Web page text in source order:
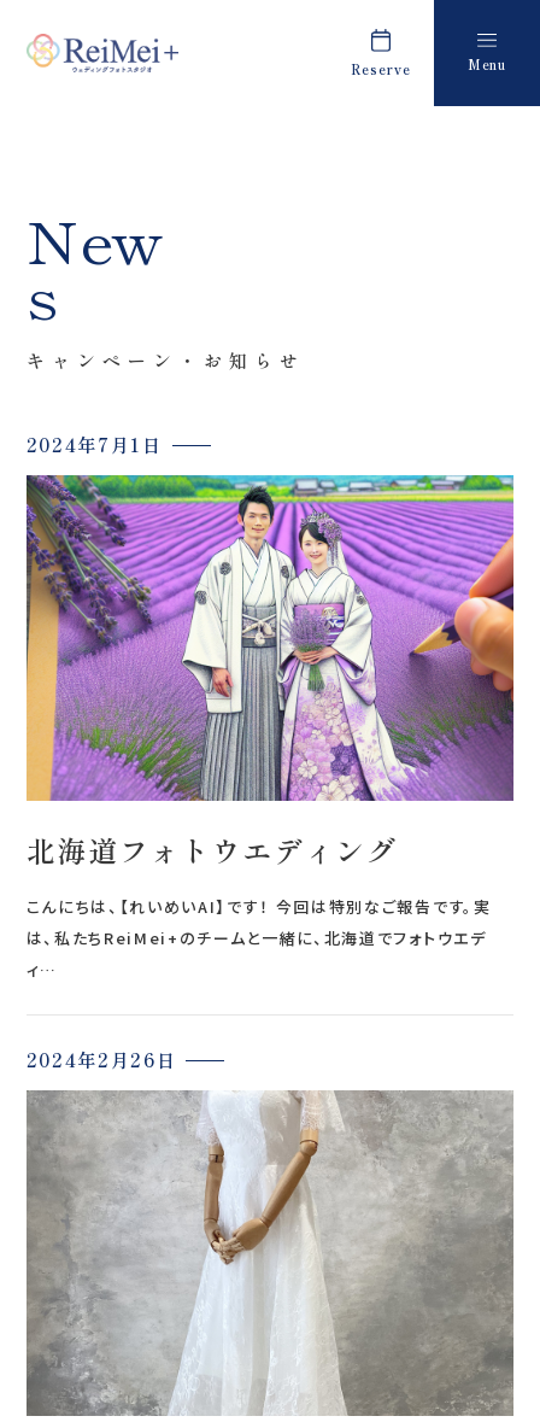
Reserve Menu
〒963-8041
福島県郡山市富田町権現林9−１
Tel.0120-05-7536
Time.10:30 - 18:00（年中無休）
来店のご予約
お問い合わせ
Costume
衣装
About us
フォトレタッチ
Studio
スタジオ紹介
Blog
ブログ
会社案内
プライバシーポリシー
New
s
キャンペーン・お知らせ
2024年7月1日
北海道フォトウエディング
こんにちは、【れいめいAI】です！ 今回は特別なご報告です。実
は、私たちReiMei+のチームと一緒に、北海道でフォトウエデ
ィ…
2024年2月26日